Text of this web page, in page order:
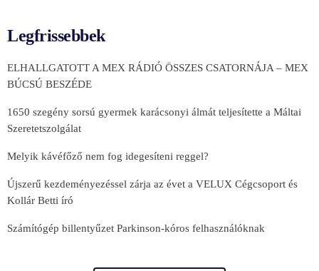
Legfrissebbek
ELHALLGATOTT A MEX RÁDIÓ ÖSSZES CSATORNÁJA – MEX
BÚCSÚ BESZÉDE
1650 szegény sorsú gyermek karácsonyi álmát teljesítette a Máltai
Szeretetszolgálat
Melyik kávéfőző nem fog idegesíteni reggel?
Újszerű kezdeményezéssel zárja az évet a VELUX Cégcsoport és
Kollár Betti író
Számítógép billentyűzet Parkinson-kóros felhasználóknak